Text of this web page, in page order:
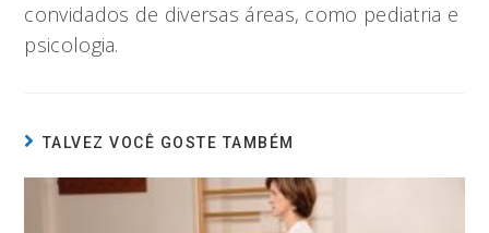
convidados de diversas áreas, como pediatria e
psicologia.
TALVEZ VOCÊ GOSTE TAMBÉM